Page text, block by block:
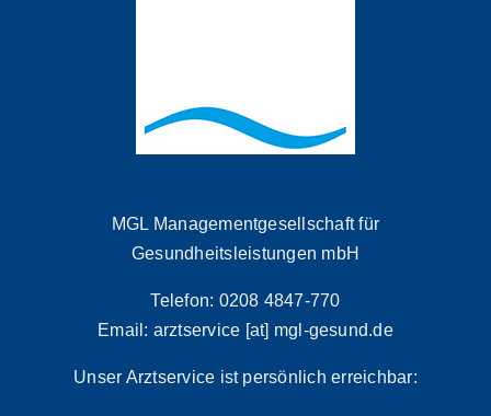
MGL Managementgesellschaft für
Gesundheitsleistungen mbH
Telefon: 0208 4847-770
Email: arztservice [at] mgl-gesund.de
Unser Arztservice ist persönlich erreichbar: